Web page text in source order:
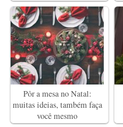
Pôr a mesa no Natal:
muitas ideias, também faça
você mesmo